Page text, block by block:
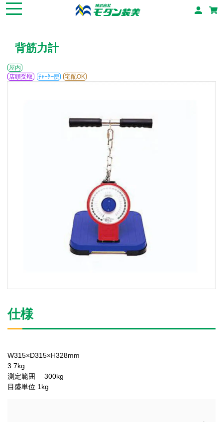
背筋力計
屋内
店頭受取
ﾁｬｰﾀｰ便 宅配OK
仕様
W315×D315×H328mm
3.7kg
測定範囲 300kg
目盛単位 1kg